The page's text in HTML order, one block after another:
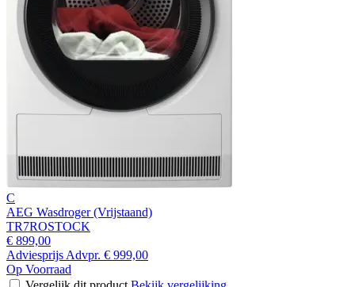
C
AEG Wasdroger (Vrijstaand)
TR7ROSTOCK
€ 899,00
Adviesprijs Advpr. € 999,00
Op Voorraad